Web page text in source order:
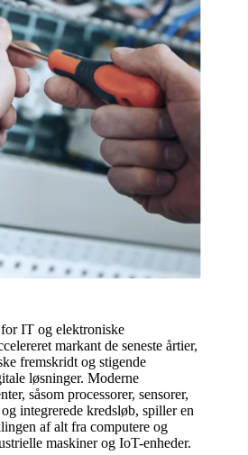
IT og elektroniske
markant de seneste årtier,
fremskridt og stigende
løsninger. Moderne
såsom processorer, sensorer,
integrerede kredsløb, spiller en
af alt fra computere og
maskiner og IoT-enheder.